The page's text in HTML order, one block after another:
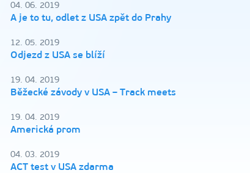
04. 06. 2019
A je to tu, odlet z USA zpět do Prahy
12. 05. 2019
Odjezd z USA se blíží
19. 04. 2019
Běžecké závody v USA – Track meets
19. 04. 2019
Americká prom
04. 03. 2019
ACT test v USA zdarma